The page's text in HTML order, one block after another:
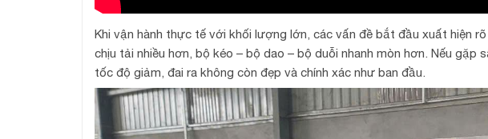
Khi vận hành thực tế với khối lượng lớn, các vấn đề bắt đầu xuất hiện
chịu tải nhiều hơn, bộ kéo – bộ dao – bộ duỗi nhanh mòn hơn. Nếu gặp
tốc độ giảm, đai ra không còn đẹp và chính xác như ban đầu.